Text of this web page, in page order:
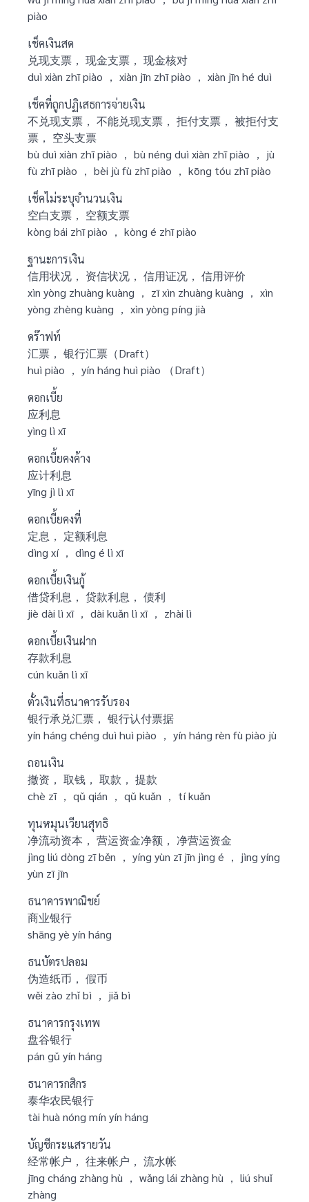
piào
เช็คเงินสด
兑现支票， 现金支票， 现金核对
duì xiàn zhī piào ， xiàn jīn zhī piào ， xiàn jīn hé duì
เช็คที่ถูกปฏิเสธการจ่ายเงิน
不兑现支票， 不能兑现支票， 拒付支票， 被拒付支
票， 空头支票
bù duì xiàn zhī piào ， bù néng duì xiàn zhī piào ， jù
fù zhī piào ， bèi jù fù zhī piào ， kōng tóu zhī piào
เช็คไม่ระบุจำนวนเงิน
空白支票， 空额支票
kòng bái zhī piào ， kòng é zhī piào
ฐานะการเงิน
信用状况， 资信状况， 信用证况， 信用评价
xìn yòng zhuàng kuàng ， zī xìn zhuàng kuàng ， xìn
yòng zhèng kuàng ， xìn yòng píng jià
ดร๊าฟท์
汇票， 银行汇票（Draft）
huì piào ， yín háng huì piào （Draft）
ดอกเบี้ย
应利息
yìng lì xī
ดอกเบี้ยคงค้าง
应计利息
yīng jì lì xī
ดอกเบี้ยคงที่
定息， 定额利息
dìng xí ， dìng é lì xī
ดอกเบี้ยเงินกู้
借贷利息， 贷款利息， 债利
jiè dài lì xī ， dài kuǎn lì xī ， zhài lì
ดอกเบี้ยเงินฝาก
存款利息
cún kuǎn lì xī
ตั๋วเงินที่ธนาคารรับรอง
银行承兑汇票， 银行认付票据
yín háng chéng duì huì piào ， yín háng rèn fù piào jù
ถอนเงิน
撤资， 取钱， 取款， 提款
chè zī ， qǔ qián ， qǔ kuǎn ， tí kuǎn
ทุนหมุนเวียนสุทธิ
净流动资本， 营运资金净额， 净营运资金
jìng liú dòng zī běn ， yíng yùn zī jīn jìng é ， jìng yíng
yùn zī jīn
ธนาคารพาณิชย์
商业银行
shāng yè yín háng
ธนบัตรปลอม
伪造纸币， 假币
wěi zào zhǐ bì ， jiǎ bì
ธนาคารกรุงเทพ
盘谷银行
pán gǔ yín háng
ธนาคารกสิกร
泰华农民银行
tài huà nóng mín yín háng
บัญชีกระแสรายวัน
经常帐户， 往来帐户， 流水帐
jīng cháng zhàng hù ， wǎng lái zhàng hù ， liú shuǐ
zhàng